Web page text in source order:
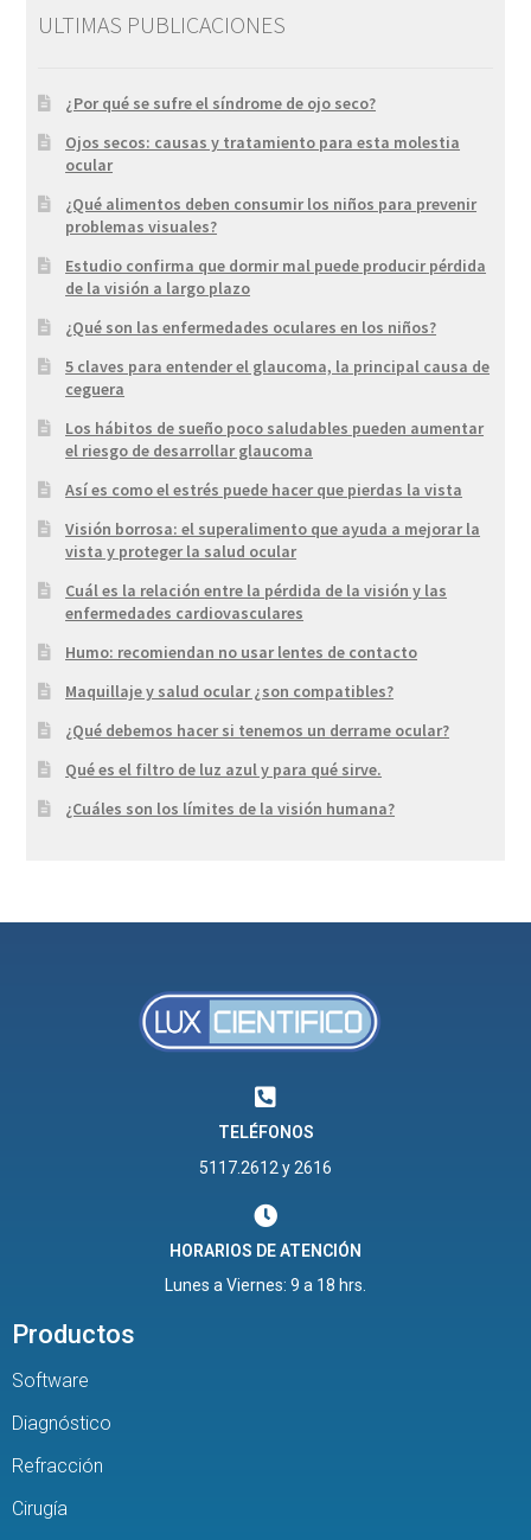
ULTIMAS PUBLICACIONES
¿Por qué se sufre el síndrome de ojo seco?
Ojos secos: causas y tratamiento para esta molestia
ocular
¿Qué alimentos deben consumir los niños para prevenir
problemas visuales?
Estudio confirma que dormir mal puede producir pérdida
de la visión a largo plazo
¿Qué son las enfermedades oculares en los niños?
5 claves para entender el glaucoma, la principal causa de
ceguera
Los hábitos de sueño poco saludables pueden aumentar
el riesgo de desarrollar glaucoma
Así es como el estrés puede hacer que pierdas la vista
Visión borrosa: el superalimento que ayuda a mejorar la
vista y proteger la salud ocular
Cuál es la relación entre la pérdida de la visión y las
enfermedades cardiovasculares
Humo: recomiendan no usar lentes de contacto
Maquillaje y salud ocular ¿son compatibles?
¿Qué debemos hacer si tenemos un derrame ocular?
Qué es el filtro de luz azul y para qué sirve.
¿Cuáles son los límites de la visión humana?
TELÉFONOS
5117.2612 y 2616
HORARIOS DE ATENCIÓN
Lunes a Viernes: 9 a 18 hrs.
Productos
Software
Diagnóstico
Refracción
Cirugía